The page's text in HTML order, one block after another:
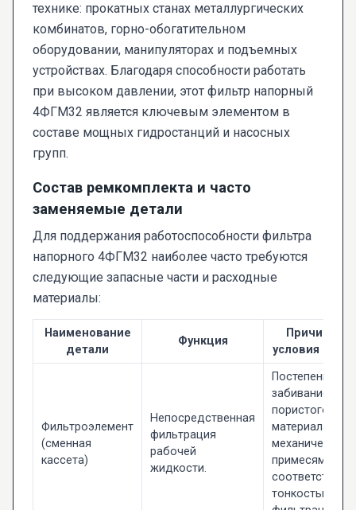
технике: прокатных станах металлургических
комбинатов, горно-обогатительном
оборудовании, манипуляторах и подъемных
устройствах. Благодаря способности работать
при высоком давлении, этот фильтр напорный
4ФГМ32 является ключевым элементом в
составе мощных гидростанций и насосных
групп.
Состав ремкомплекта и часто
заменяемые детали
Для поддержания работоспособности фильтра
напорного 4ФГМ32 наиболее часто требуются
следующие запасные части и расходные
материалы:
Наименование
детали
Функция
Причины и
условия
Фильтроэлемент
(сменная
кассета)
Непосредственная
фильтрация
рабочей
жидкости.
Постепенное
забивание
пористого
материала
механическими
примесями в
соответствии с
тонкостью